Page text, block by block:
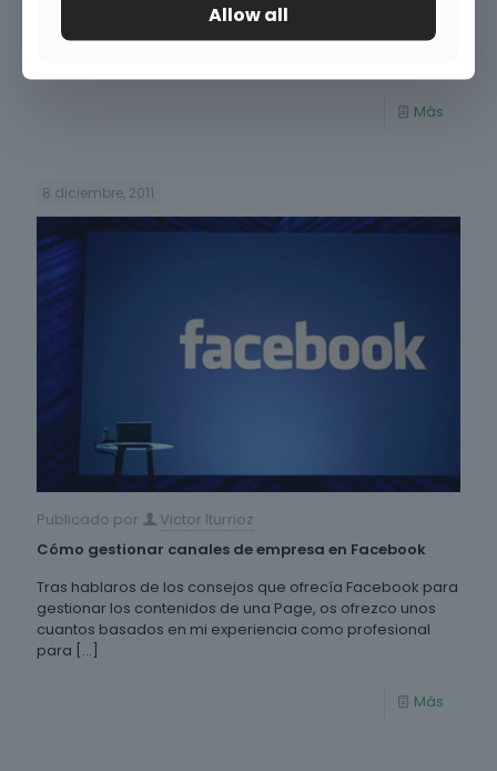
¿Qué es Google Places? Según el propio Google, it
connects you with the places you love. En el mundo del
Más
8 diciembre, 2011
Publicado por
Victor Iturrioz
Cómo gestionar canales de empresa en Facebook
Tras hablaros de los consejos que ofrecía Facebook para
gestionar los contenidos de una Page, os ofrezco unos
cuantos basados en mi experiencia como profesional
para […]
Más
Allow all